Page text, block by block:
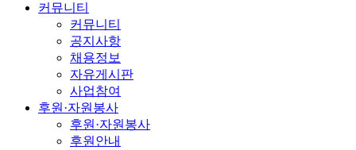
커뮤니티
커뮤니티
공지사항
채용정보
자유게시판
사업참여
후원·자원봉사
후원·자원봉사
후원안내